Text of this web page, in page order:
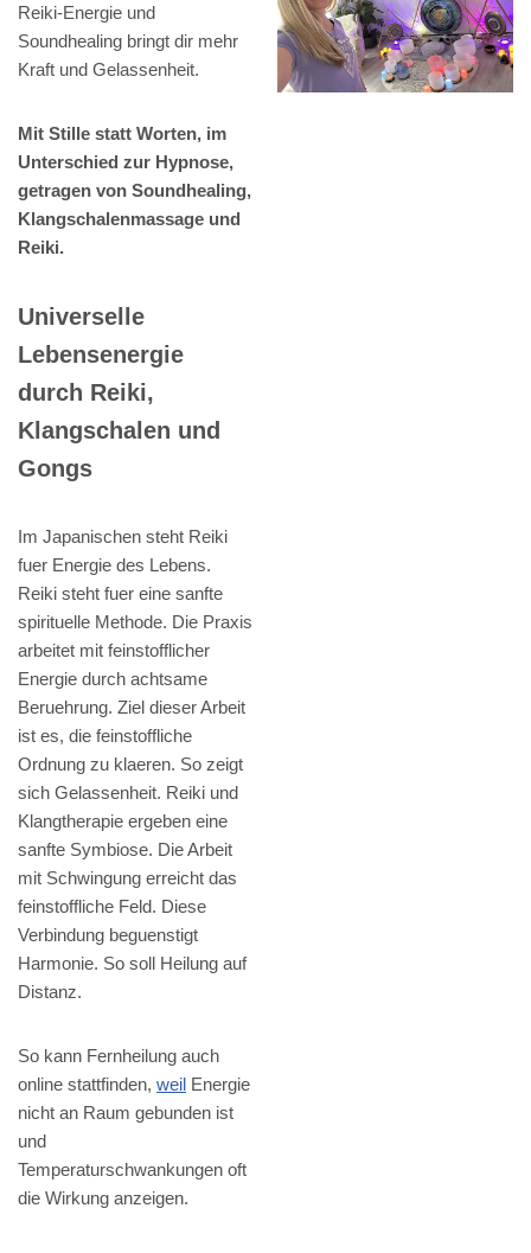
Reiki-Energie und
Soundhealing bringt dir mehr
Kraft und Gelassenheit.
Mit Stille statt Worten, im
Unterschied zur Hypnose,
getragen von Soundhealing,
Klangschalenmassage und
Reiki.
Universelle
Lebensenergie
durch Reiki,
Klangschalen und
Gongs
Im Japanischen steht Reiki
fuer Energie des Lebens.
Reiki steht fuer eine sanfte
spirituelle Methode. Die Praxis
arbeitet mit feinstofflicher
Energie durch achtsame
Beruehrung. Ziel dieser Arbeit
ist es, die feinstoffliche
Ordnung zu klaeren. So zeigt
sich Gelassenheit. Reiki und
Klangtherapie ergeben eine
sanfte Symbiose. Die Arbeit
mit Schwingung erreicht das
feinstoffliche Feld. Diese
Verbindung beguenstigt
Harmonie. So soll Heilung auf
Distanz.
So kann Fernheilung auch
online stattfinden, weil Energie
nicht an Raum gebunden ist
und
Temperaturschwankungen oft
die Wirkung anzeigen.